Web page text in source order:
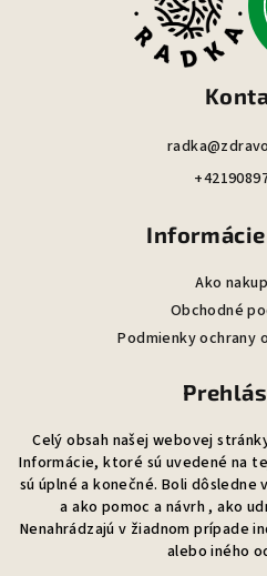
Ako
Obchodné
Podmienky ochrany
Celý obsah našej webovej
Informácie, ktoré sú uvedené na
sú úplné a konečné. Boli
a ako pomoc a návrh , ako
Nenahrádzajú v žiadnom prípade
alebo iného